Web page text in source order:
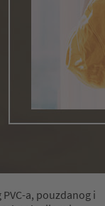
a, pouzdanog i